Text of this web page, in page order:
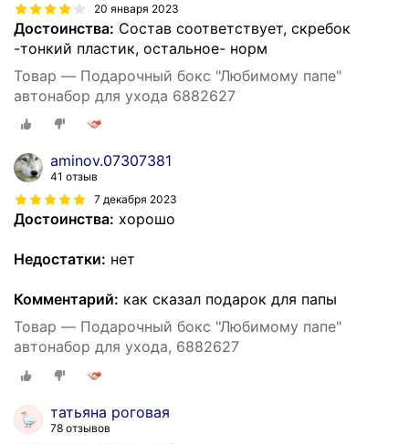
20 января 2023
Достоинства: Состав соответствует, скребок
-тонкий пластик, остальное- норм
Товар — Подарочный бокс "Любимому папе"
автонабор для ухода 6882627
aminov.07307381
41 отзыв
7 декабря 2023
Достоинства: хорошо
Недостатки: нет
Комментарий: как сказал подарок для папы
Товар — Подарочный бокс "Любимому папе"
автонабор для ухода, 6882627
татьяна роговая
78 отзывов